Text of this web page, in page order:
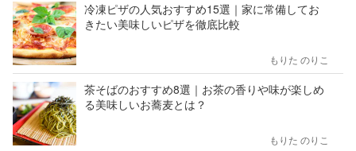
冷凍ピザの人気おすすめ15選｜家に常備してお
きたい美味しいピザを徹底比較
もりた のりこ
茶そばのおすすめ8選｜お茶の香りや味が楽しめ
る美味しいお蕎麦とは？
もりた のりこ